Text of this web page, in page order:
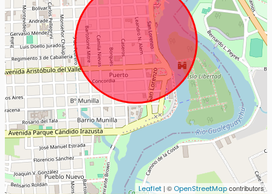
Leaflet | © OpenStreetMapcontributors